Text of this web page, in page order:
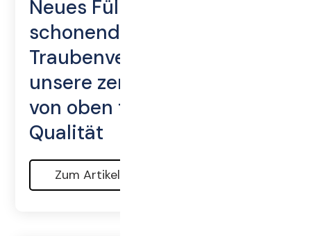
Neues Füllsystem für
schonende
Traubenverarbeitung –
unsere zentrale Befüllung
von oben für maximale
Qualität
Zum Artikel